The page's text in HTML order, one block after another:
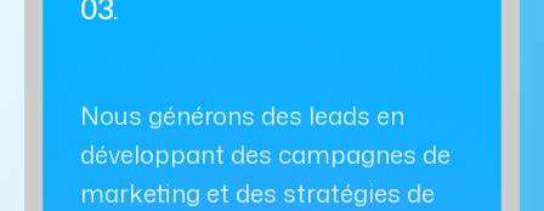
Nous générons des leads en
développant des campagnes de
marketing et des stratégies de